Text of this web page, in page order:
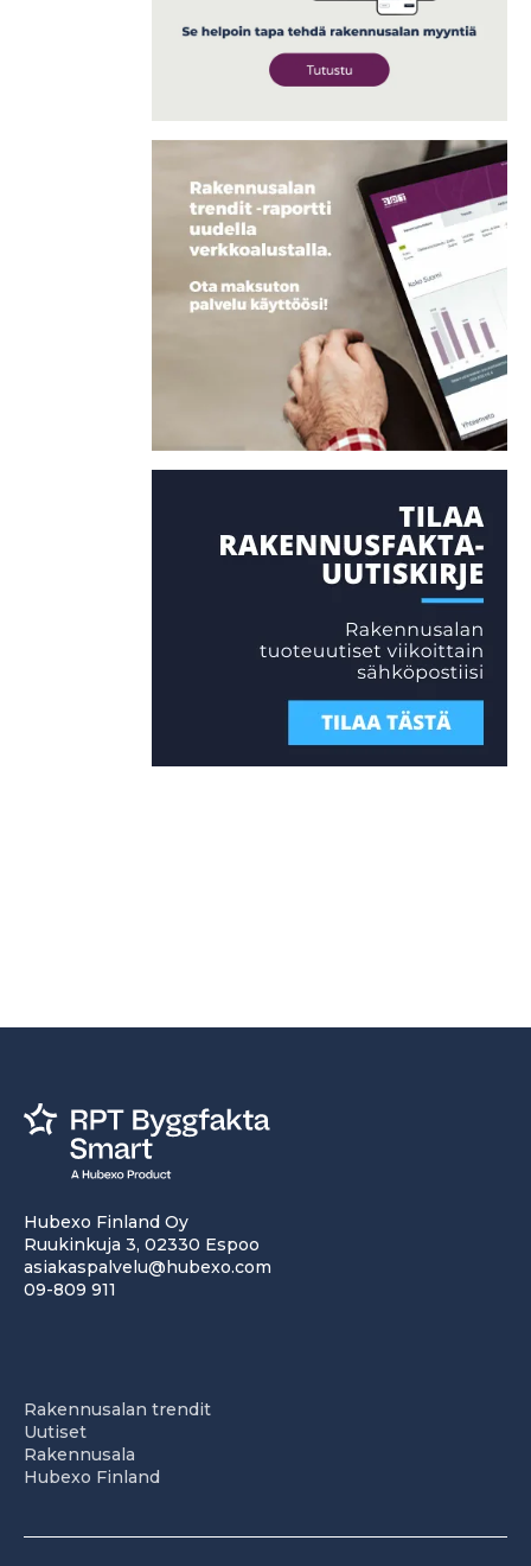
Hubexo Finland Oy
Ruukinkuja 3, 02330 Espoo
asiakaspalvelu@hubexo.com
09-809 911
Rakennusalan trendit
Uutiset
Rakennusala
Hubexo Finland